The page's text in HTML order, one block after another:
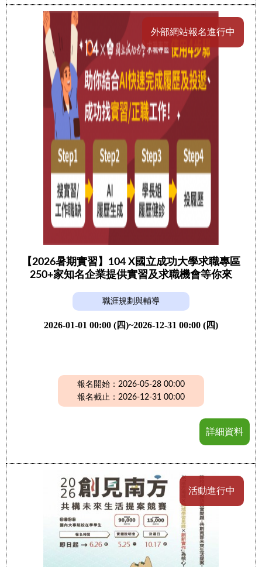
外部網站報名進行中
【2026暑期實習】104 X國立成功大學求職專區
250+家知名企業提供實習及求職機會等你來
職涯規劃與輔導
2026-01-01 00:00 (四)~2026-12-31 00:00 (四)
報名開始：2026-05-28 00:00
報名截止：2026-12-31 00:00
詳細資料
活動進行中